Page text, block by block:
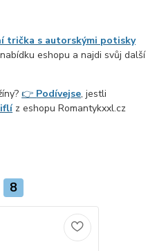
trička s autorskými potisky
eshopu a najdi svůj další
👉 Podívejse, jestli
z eshopu Romantykxxl.cz
8